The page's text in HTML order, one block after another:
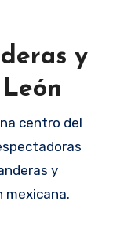
y
centro del
y
mexicana.